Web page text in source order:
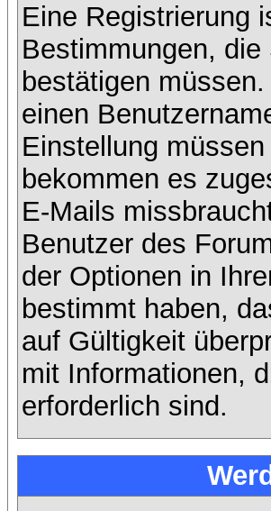
Eine Registrierung
Bestimmungen,
bestätigen
einen
Einstellung
bekommen es
E-Mails
Benutzer des
der Optionen in
bestimmt haben,
auf Gültigkeit
mit Informationen,
erforderlich sind.